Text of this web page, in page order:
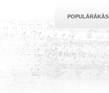
POPULĀRĀKĀS